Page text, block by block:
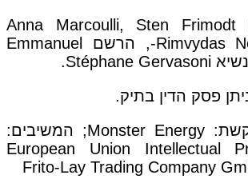
בפני השופטים Anna Marcoulli, Sten Frimodt
Nielsen וRimvydas Norkus-, הרשם Emmanuel
: המבקשת: Monster Energy; המשיבים:
European Union Intellectual